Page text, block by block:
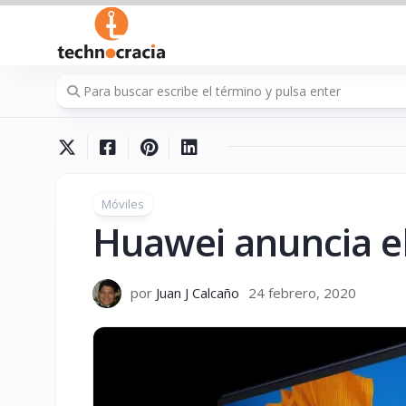
Saltar
contenido
Móviles
Huawei anuncia
por Juan J Calcaño 24 febrero, 2020